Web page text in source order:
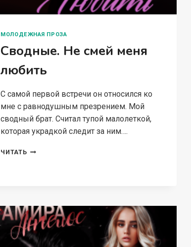
МОЛОДЕЖНАЯ ПРОЗА
Сводные. Не смей меня
любить
С самой первой встречи он относился ко
мне с равнодушным презрением. Мой
сводный брат. Считал тупой малолеткой,
которая украдкой следит за ним….
ЧИТАТЬ СВОДНЫЕ.